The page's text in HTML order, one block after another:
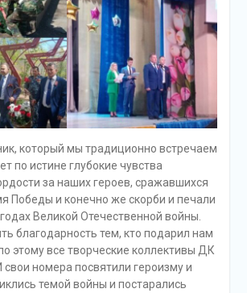
который мы традиционно встречаем
по истине глубокие чувства
за наших героев, сражавшихся
Победы и конечно же скорби и печали
Великой Отечественной войны.
благодарность тем, кто подарил нам
этому все творческие коллективы ДК
номера посвятили героизму и
темой войны и постарались